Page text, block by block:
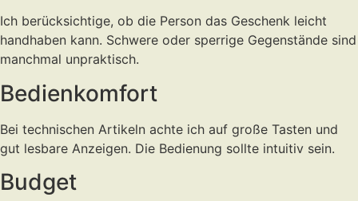
Ich berücksichtige, ob die Person das Geschenk leicht
handhaben kann. Schwere oder sperrige Gegenstände sind
manchmal unpraktisch.
Bedienkomfort
Bei technischen Artikeln achte ich auf große Tasten und
gut lesbare Anzeigen. Die Bedienung sollte intuitiv sein.
Budget